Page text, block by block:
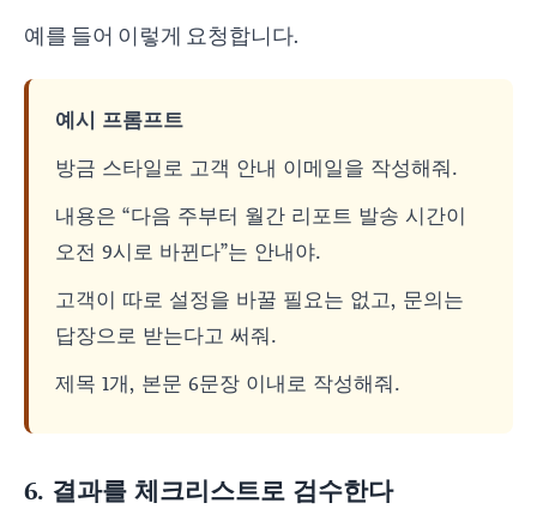
예를 들어 이렇게 요청합니다.
예시 프롬프트
방금 스타일로 고객 안내 이메일을 작성해줘.
내용은 “다음 주부터 월간 리포트 발송 시간이
오전 9시로 바뀐다”는 안내야.
고객이 따로 설정을 바꿀 필요는 없고, 문의는
답장으로 받는다고 써줘.
제목 1개, 본문 6문장 이내로 작성해줘.
6. 결과를 체크리스트로 검수한다